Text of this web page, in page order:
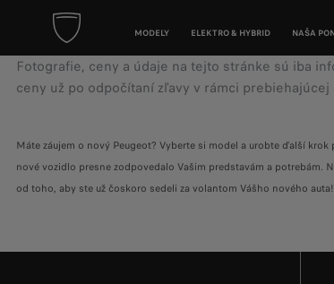
MODELY ELEKTRO & HYBRID NAŠA
Fotografie, ceny a údaje na tejto stránke sú iba
ceny už po odpočítaní zľavy v rámci prebiehajúcej
Máte záujem o nový Peugeot? Vyberte si model a urobte ďalší
nové vozidlo presne zodpovedalo Vašim predstavám a potrebám.
od toho, aby ste už čoskoro sedeli za volantom Vášho nového auta!